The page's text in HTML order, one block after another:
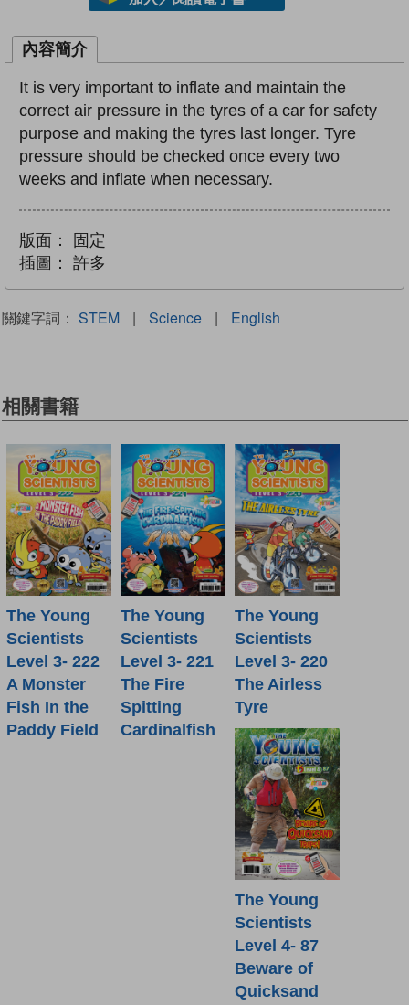
內容簡介
It is very important to inflate and maintain the
correct air pressure in the tyres of a car for safety
purpose and making the tyres last longer. Tyre
pressure should be checked once every two
weeks and inflate when necessary.
版面：
固定
插圖：
許多
關鍵字詞： STEM | Science | English
相關書籍
The Young
Scientists
Level 3- 222
A Monster
Fish In the
Paddy Field
The Young
Scientists
Level 3- 221
The Fire
Spitting
Cardinalfish
The Young
Scientists
Level 3- 220
The Airless
Tyre
The Young
Scientists
Level 4- 87
Beware of
Quicksand